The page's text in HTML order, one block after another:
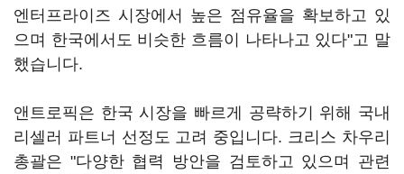
엔터프라이즈 시장에서 높은 점유율을 확보하고 있
으며 한국에서도 비슷한 흐름이 나타나고 있다"고 말
했습니다.
앤트로픽은 한국 시장을 빠르게 공략하기 위해 국내
리셀러 파트너 선정도 고려 중입니다. 크리스 차우리
총괄은 "다양한 협력 방안을 검토하고 있으며 관련